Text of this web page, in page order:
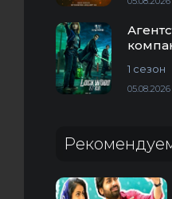
1 сезон
05.08.2026